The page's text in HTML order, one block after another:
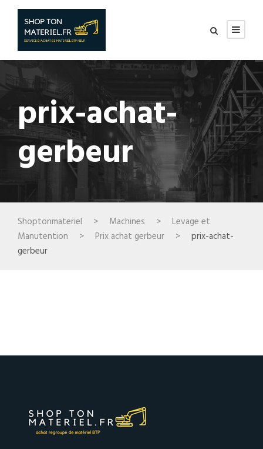
prix-achat-
gerbeur
Shoptonmateriel > Machines >
Levage et
Manutention
> Prix achat gerbeur >
prix-achat-
gerbeur